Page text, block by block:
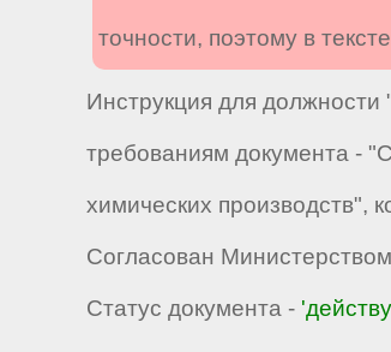
точности, поэтому в
Инструкция для должности
требованиям документа -
химических производств",
Согласован
Статус документа -